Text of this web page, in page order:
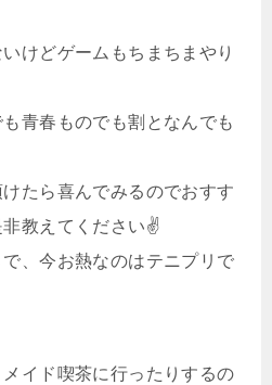
けどゲームもちまちまやり
青春ものでも割となんでも
たら喜んでみるのでおすす
教えてください✌️
、今お熱なのはテニプリで
イド喫茶に行ったりするの